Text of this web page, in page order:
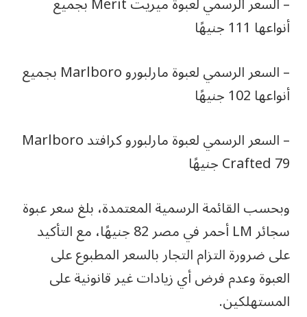
أنواعها 111 جنيهًا
– السعر الرسمي لعبوة مارلبورو Marlboro بجميع
أنواعها 102 جنيهًا
– السعر الرسمي لعبوة مارلبورو كرافتد Marlboro
Crafted 79 جنيهًا
وبحسب القائمة الرسمية المعتمدة، بلغ سعر عبوة
سجائر LM أحمر في مصر 82 جنيهًا، مع التأكيد
على ضرورة التزام التجار بالسعر المطبوع على
العبوة وعدم فرض أي زيادات غير قانونية على
المستهلكين.